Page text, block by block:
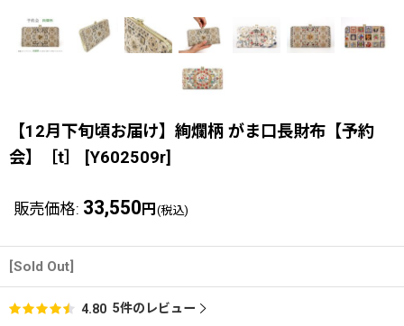
【12月下旬頃お届け】絢爛柄 がま口長財布【予約
会】［t］
[Y602509r]
販売価格: 33,550 円 (税込)
[Sold Out]
4.80 5件のレビュー